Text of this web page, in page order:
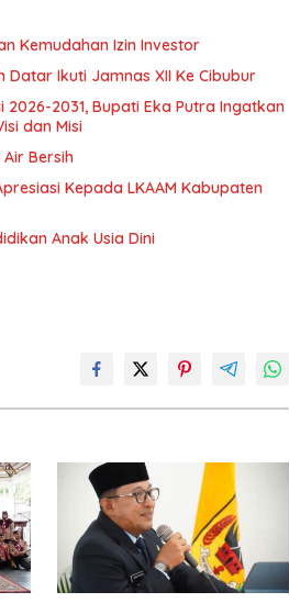
Kemudahan Izin Investor
Ikuti Jamnas XII Ke Cibubur
2031, Bupati Eka Putra Ingatkan
dan Misi
Bersih
Kepada LKAAM Kabupaten
Anak Usia Dini